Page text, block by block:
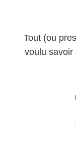
Tout (ou
voulu savoir